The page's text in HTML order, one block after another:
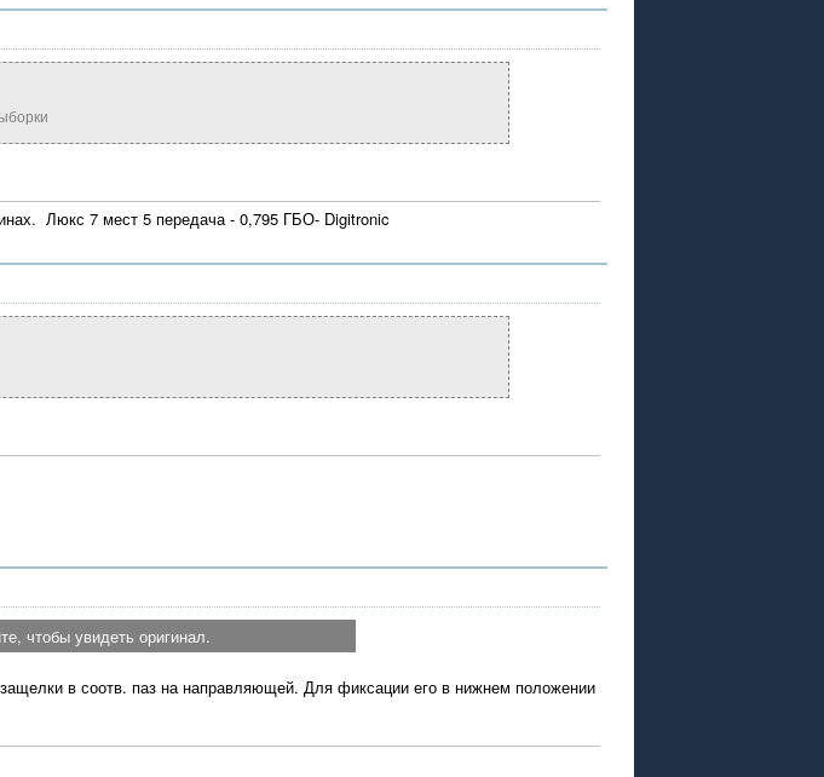
Люкс 7 мест 5 передача - 0,795 ГБО- Digitronic
чтобы увидеть оригинал.
в соотв. паз на направляющей. Для фиксации его в нижнем положении